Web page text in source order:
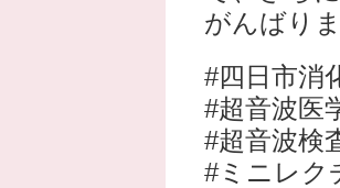
がんばり
#四日市消
#超音波医
#超音波検
#ミニレク